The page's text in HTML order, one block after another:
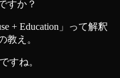
すか？
+ Education」って解釈
教え。
すね。